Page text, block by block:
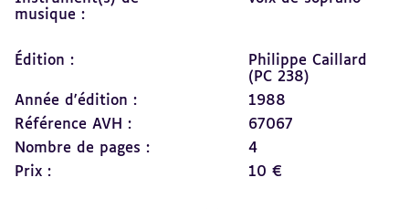
musique :
Édition :
Philippe Caillard
(PC 238)
Année d'édition :
1988
Référence AVH :
67067
Nombre de pages :
4
Prix :
10 €